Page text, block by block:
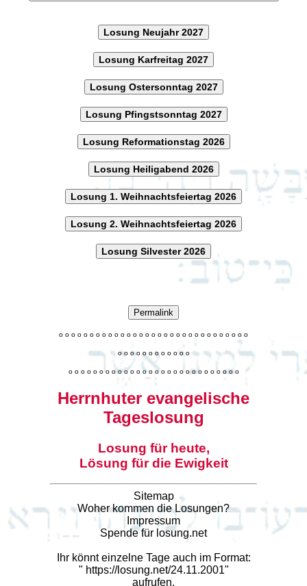
Losung Neujahr 2027
Losung Karfreitag 2027
Losung Ostersonntag 2027
Losung Pfingstsonntag 2027
Losung Reformationstag 2026
Losung Heiligabend 2026
Losung 1. Weihnachtsfeiertag 2026
Losung 2. Weihnachtsfeiertag 2026
Losung Silvester 2026
Permalink
o o o o o o o o o o o o o o o o o o o o o o o o o o o o o o o
o o o o o o o o o o o o
o o o o o o o o o o o o o o o o o o o o o o o o o o o o
Herrnhuter evangelische
Tageslosung
Losung für heute,
Lösung für die Ewigkeit
Sitemap
Woher kommen die Losungen?
Impressum
Spende für losung.net
Ihr könnt einzelne Tage auch im Format:
" https://losung.net/24.11.2001"
aufrufen.